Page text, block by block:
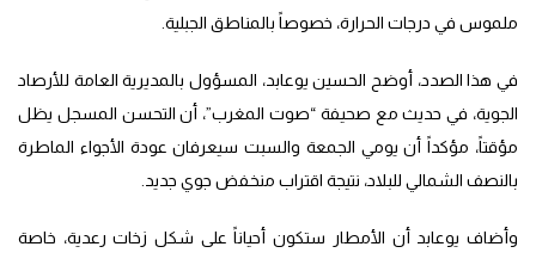
ملموس في درجات الحرارة، خصوصاً بالمناطق الجبلية.
في هذا الصدد، أوضح الحسين يوعابد، المسؤول بالمديرية العامة للأرصاد
الجوية، في حديث مع صحيفة “صوت المغرب”، أن التحسن المسجل يظل
مؤقتاً، مؤكداً أن يومي الجمعة والسبت سيعرفان عودة الأجواء الماطرة
بالنصف الشمالي للبلاد، نتيجة اقتراب منخفض جوي جديد.
وأضاف يوعابد أن الأمطار ستكون أحياناً على شكل زخات رعدية، خاصة